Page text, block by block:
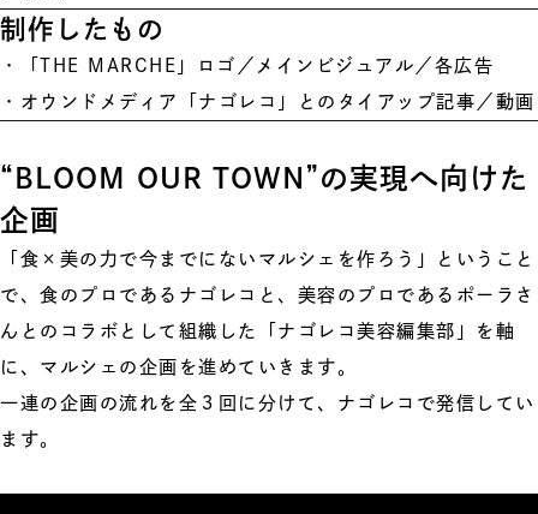
制作したもの
・「THE MARCHE」ロゴ／メインビジュアル／各広告
・オウンドメディア「ナゴレコ」とのタイアップ記事／動画
“BLOOM OUR TOWN”の実現へ向けた
企画
「食×美の力で今までにないマルシェを作ろう」ということ
で、食のプロであるナゴレコと、美容のプロであるポーラさ
んとのコラボとして組織した「ナゴレコ美容編集部」を軸
に、マルシェの企画を進めていきます。
一連の企画の流れを全３回に分けて、ナゴレコで発信してい
ます。